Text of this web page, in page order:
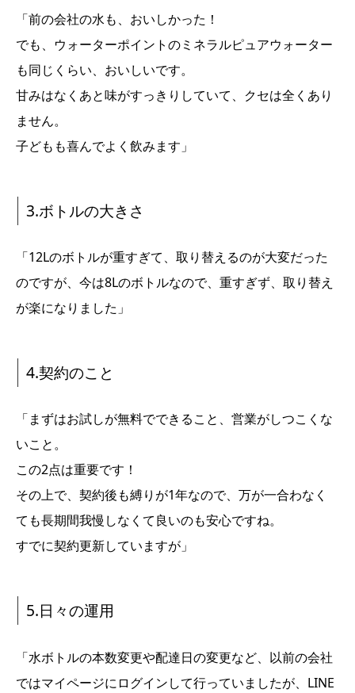
「前の会社の水も、おいしかった！
でも、ウォーターポイントのミネラルピュアウォーター
も同じくらい、おいしいです。
甘みはなくあと味がすっきりしていて、クセは全くあり
ません。
子どもも喜んでよく飲みます」
3.ボトルの大きさ
「12Lのボトルが重すぎて、取り替えるのが大変だった
のですが、今は8Lのボトルなので、重すぎず、取り替え
が楽になりました」
4.契約のこと
「まずはお試しが無料でできること、営業がしつこくな
いこと。
この2点は重要です！
その上で、契約後も縛りが1年なので、万が一合わなく
ても長期間我慢しなくて良いのも安心ですね。
すでに契約更新していますが」
5.日々の運用
「水ボトルの本数変更や配達日の変更など、以前の会社
ではマイページにログインして行っていましたが、LINE